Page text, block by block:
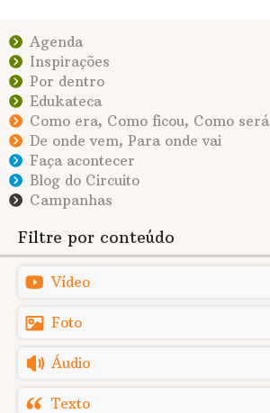
Agenda
Inspirações
Por dentro
Edukateca
Como era, Como ficou, Como será
De onde vem, Para onde vai
Faça acontecer
Blog do Circuito
Campanhas
Filtre por conteúdo
Vídeo
Foto
Áudio
Texto